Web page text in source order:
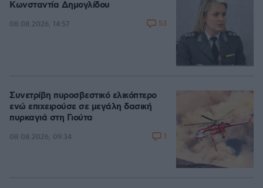
Κωνσταντία Δημογλίδου
08.08.2026, 14:57 53
Συνετρίβη πυροσβεστικό ελικόπτερο
ενώ επιχειρούσε σε μεγάλη δασική
πυρκαγιά στη Γιούτα
08.08.2026, 09:34 1